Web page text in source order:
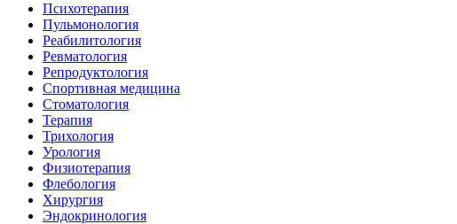
Психотерапия
Пульмонология
Реабилитология
Ревматология
Репродуктология
Спортивная медицина
Стоматология
Терапия
Трихология
Урология
Физиотерапия
Флебология
Хирургия
Эндокринология